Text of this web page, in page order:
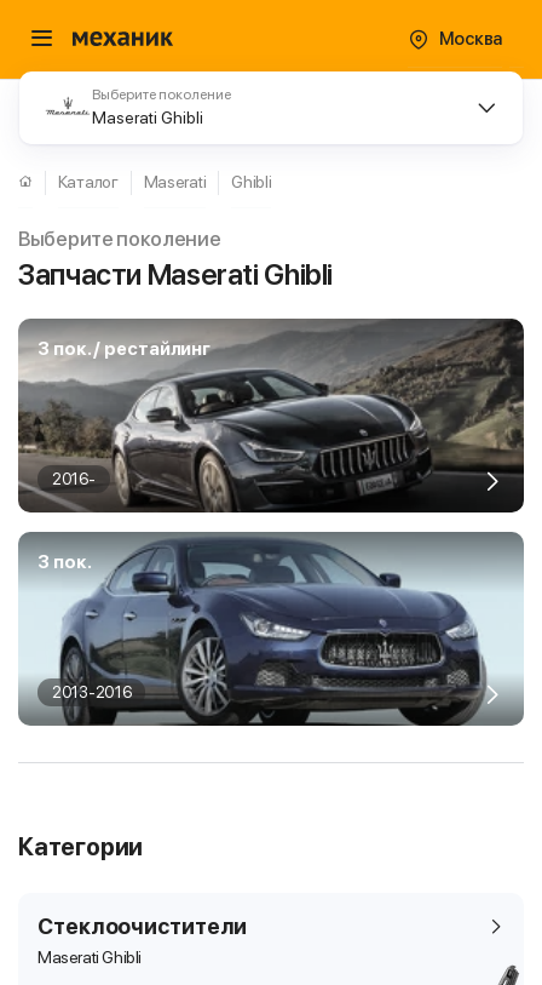
Москва
Выберите поколение
Maserati Ghibli
Каталог Maserati Ghibli
Выберите поколение
Запчасти Maserati Ghibli
3 пок. / рестайлинг
2016-
3 пок.
2013-2016
Категории
Стеклоочистители
Maserati Ghibli